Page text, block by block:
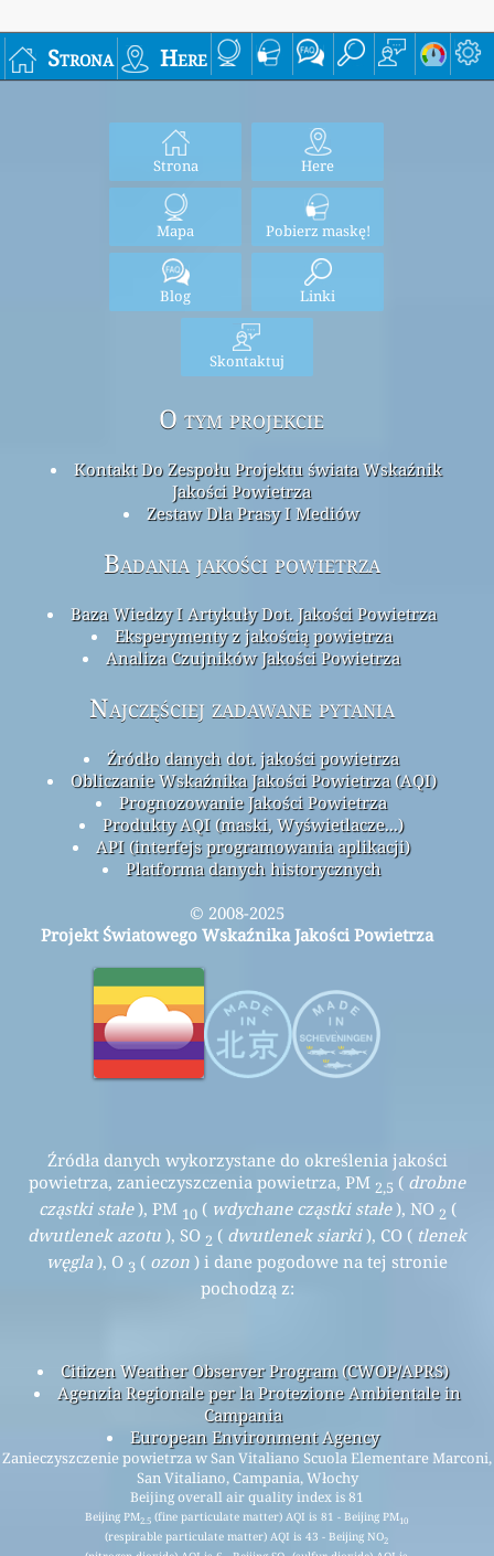
Strona Here
Strona Here
Mapa Pobierz maskę!
Blog Linki
Skontaktuj
O tym projekcie
Kontakt Do Zespołu Projektu świata Wskaźnik
Jakości Powietrza
Zestaw Dla Prasy I Mediów
Badania jakości powietrza
Baza Wiedzy I Artykuły Dot. Jakości Powietrza
Eksperymenty z jakością powietrza
Analiza Czujników Jakości Powietrza
Najczęściej zadawane pytania
Źródło danych dot. jakości powietrza
Obliczanie Wskaźnika Jakości Powietrza (AQI)
Prognozowanie Jakości Powietrza
Produkty AQI (maski, Wyświetlacze...)
API (interfejs programowania aplikacji)
Platforma danych historycznych
© 2008-2025
Projekt Światowego Wskaźnika Jakości Powietrza
Źródła danych wykorzystane do określenia jakości
powietrza, zanieczyszczenia powietrza, PM 2,5 ( drobne
cząstki stałe), PM 10( wdychane cząstki stałe), NO 2 (
dwutlenek azotu ), SO 2 ( dwutlenek siarki), CO ( tlenek
węgla), O 3 ( ozon ) i dane pogodowe na tej stronie
pochodzą z:
Citizen Weather Observer Program (CWOP/APRS)
Agenzia Regionale per la Protezione Ambientale in
Campania
European Environment Agency
Zanieczyszczenie powietrza w San Vitaliano Scuola Elementare Marconi,
San Vitaliano, Campania, Włochy
Beijing overall air quality index is 81
Beijing PM2.5 (fine particulate matter) AQI is 81 - Beijing PM10
(respirable particulate matter) AQI is 43 - Beijing NO2